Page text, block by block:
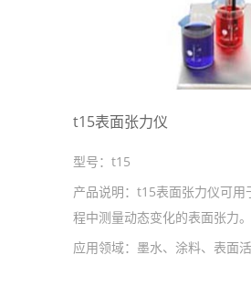
t15表面张力仪
型号： t15
产品说明： t15表面张力仪可用
程中测量动态变化的表面张力。
应用领域： 墨水、涂料、表面